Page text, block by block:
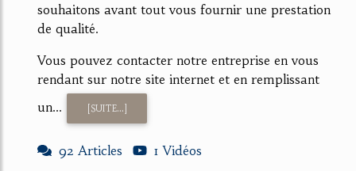
souhaitons avant tout vous fournir une prestation
de qualité.
Vous pouvez contacter notre entreprise en vous
rendant sur notre site internet et en remplissant
un...
[SUITE...]
92 Articles 1 Vidéos